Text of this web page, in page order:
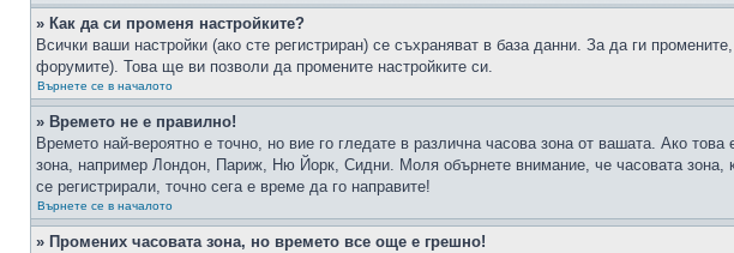
» Как да си променя настройките?
Всички ваши настройки (ако сте регистриран) се съхраняват в база данни. За да ги
форумите). Това ще ви позволи да промените настройките си.
Върнете се в началото
» Времето не е правилно!
Времето най-вероятно е точно, но вие го гледате в различна часова зона от вашата. Ако
зона, например Лондон, Париж, Ню Йорк, Сидни. Моля обърнете внимание, че часовата зона,
се регистрирали, точно сега е време да го направите!
Върнете се в началото
» Промених часовата зона, но времето все още е грешно!